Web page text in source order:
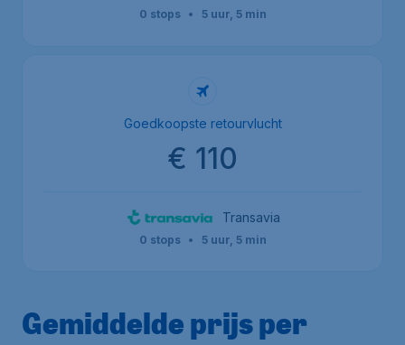
0 stops • 5 uur, 5 min
Goedkoopste retourvlucht
€ 110
Transavia
0 stops • 5 uur, 5 min
Gemiddelde prijs per